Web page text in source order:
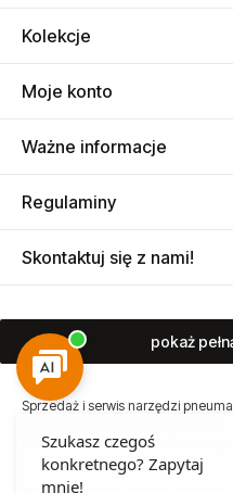
Kolekcje
Moje konto
Ważne informacje
Regulaminy
Skontaktuj się z nami!
pokaż
Sprzedaż i serwis narzędzi
15, 04-522 Warszawa ( Marysin
© 2026 Atmo Sp. z o.o. Wszelkie